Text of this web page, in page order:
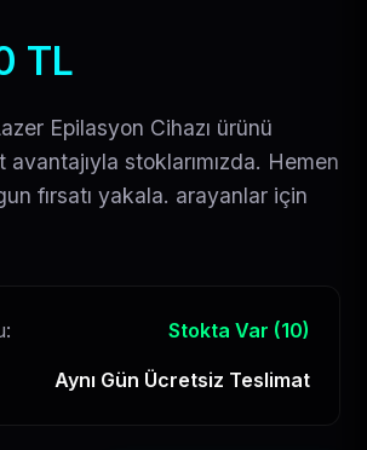
TL
Epilasyon Cihazı ürünü
stoklarımızda. Hemen
fırsatı yakala. arayanlar için
Stokta Var (10)
Aynı Gün Ücretsiz Teslimat